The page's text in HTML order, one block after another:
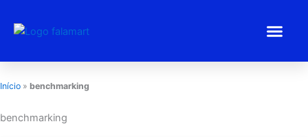
para
Início » benchmarking
benchmarking